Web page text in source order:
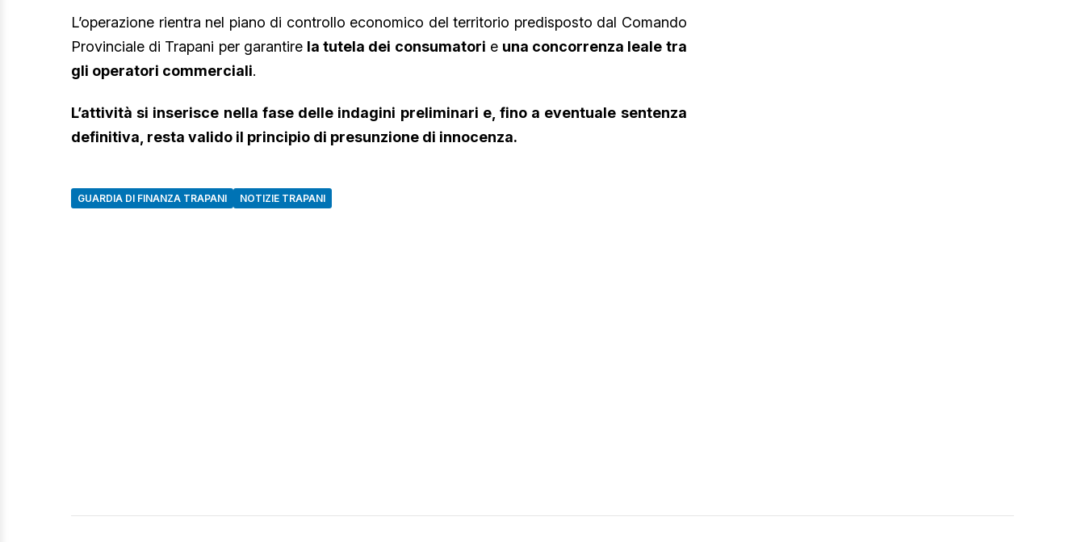
L’operazione rientra nel piano di controllo economico del territorio predisposto dal Comando
Provinciale di Trapani per garantire la tutela dei consumatori e una concorrenza leale tra
gli operatori commerciali.
L’attività si inserisce nella fase delle indagini preliminari e, fino a eventuale sentenza
definitiva, resta valido il principio di presunzione di innocenza.
GUARDIA DI FINANZA TRAPANI NOTIZIE TRAPANI